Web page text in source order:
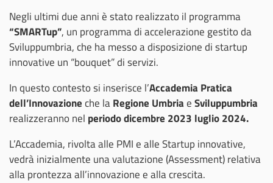
Negli ultimi due anni è stato realizzato il programma
“SMARTup”, un programma di accelerazione gestito da
Sviluppumbria, che ha messo a disposizione di startup
innovative un “bouquet” di servizi.
In questo contesto si inserisce l’Accademia Pratica
dell’Innovazioneche laRegione UmbriaeSviluppumbria
realizzeranno nel periodo dicembre 2023 luglio 2024.
L’Accademia, rivolta alle PMI e alle Startup innovative,
vedrà inizialmente una valutazione (Assessment) relativa
alla prontezza all’innovazione e alla crescita.